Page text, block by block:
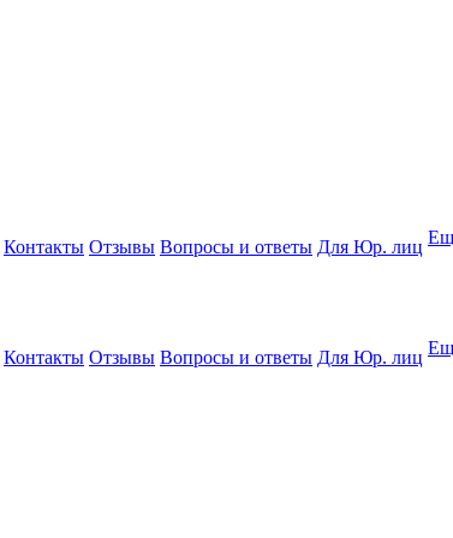
Контакты Отзывы Вопросы и ответы Для Юр. лиц
Контакты Отзывы Вопросы и ответы Для Юр. лиц